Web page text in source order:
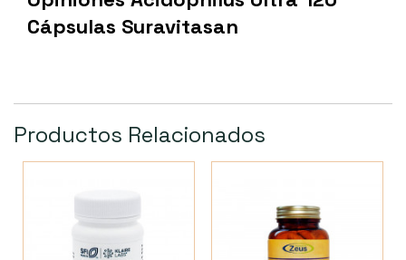
Cápsulas Suravitasan
Productos Relacionados